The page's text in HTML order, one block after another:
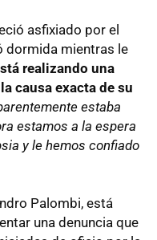
asfixiado por el
dormida mientras le
realizando una
causa exacta de su
estaba
estamos a la espera
y le hemos confiado
Palombi, está
una denuncia que